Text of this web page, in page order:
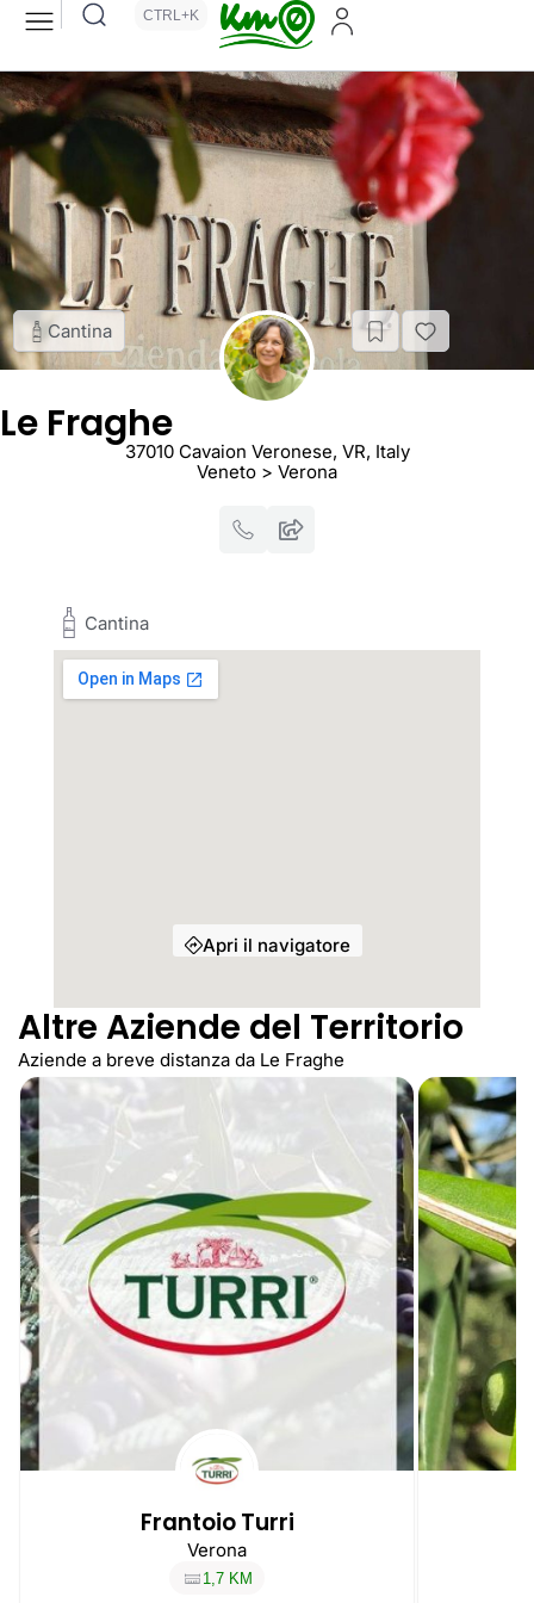
CTRL+K
Cantina
Le Fraghe
37010 Cavaion Veronese, VR, Italy
Veneto > Verona
Cantina
Apri il navigatore
Altre Aziende del Territorio
Aziende a breve distanza da Le Fraghe
Frantoio Turri
Verona
1,7 KM